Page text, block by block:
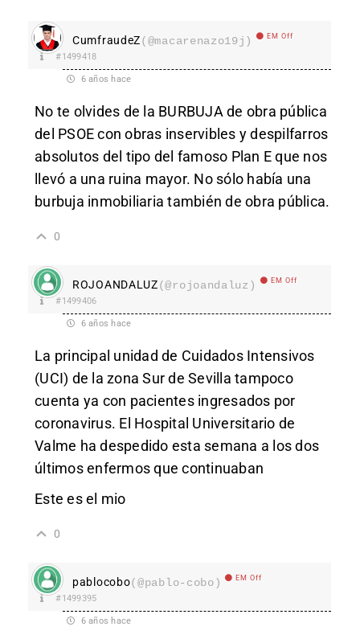
CumfraudeZ(@macarenazo19j) EM Off
#1499418
6 años hace
No te olvides de la BURBUJA de obra pública
del PSOE con obras inservibles y despilfarros
absolutos del tipo del famoso Plan E que nos
llevó a una ruina mayor. No sólo había una
burbuja inmobiliaria también de obra pública.
0
ROJOANDALUZ(@rojoandaluz) EM Off
#1499406
6 años hace
La principal unidad de Cuidados Intensivos
(UCI) de la zona Sur de Sevilla tampoco
cuenta ya con pacientes ingresados por
coronavirus. El Hospital Universitario de
Valme ha despedido esta semana a los dos
últimos enfermos que continuaban
Este es el mio
0
pablocobo(@pablo-cobo) EM Off
#1499395
6 años hace